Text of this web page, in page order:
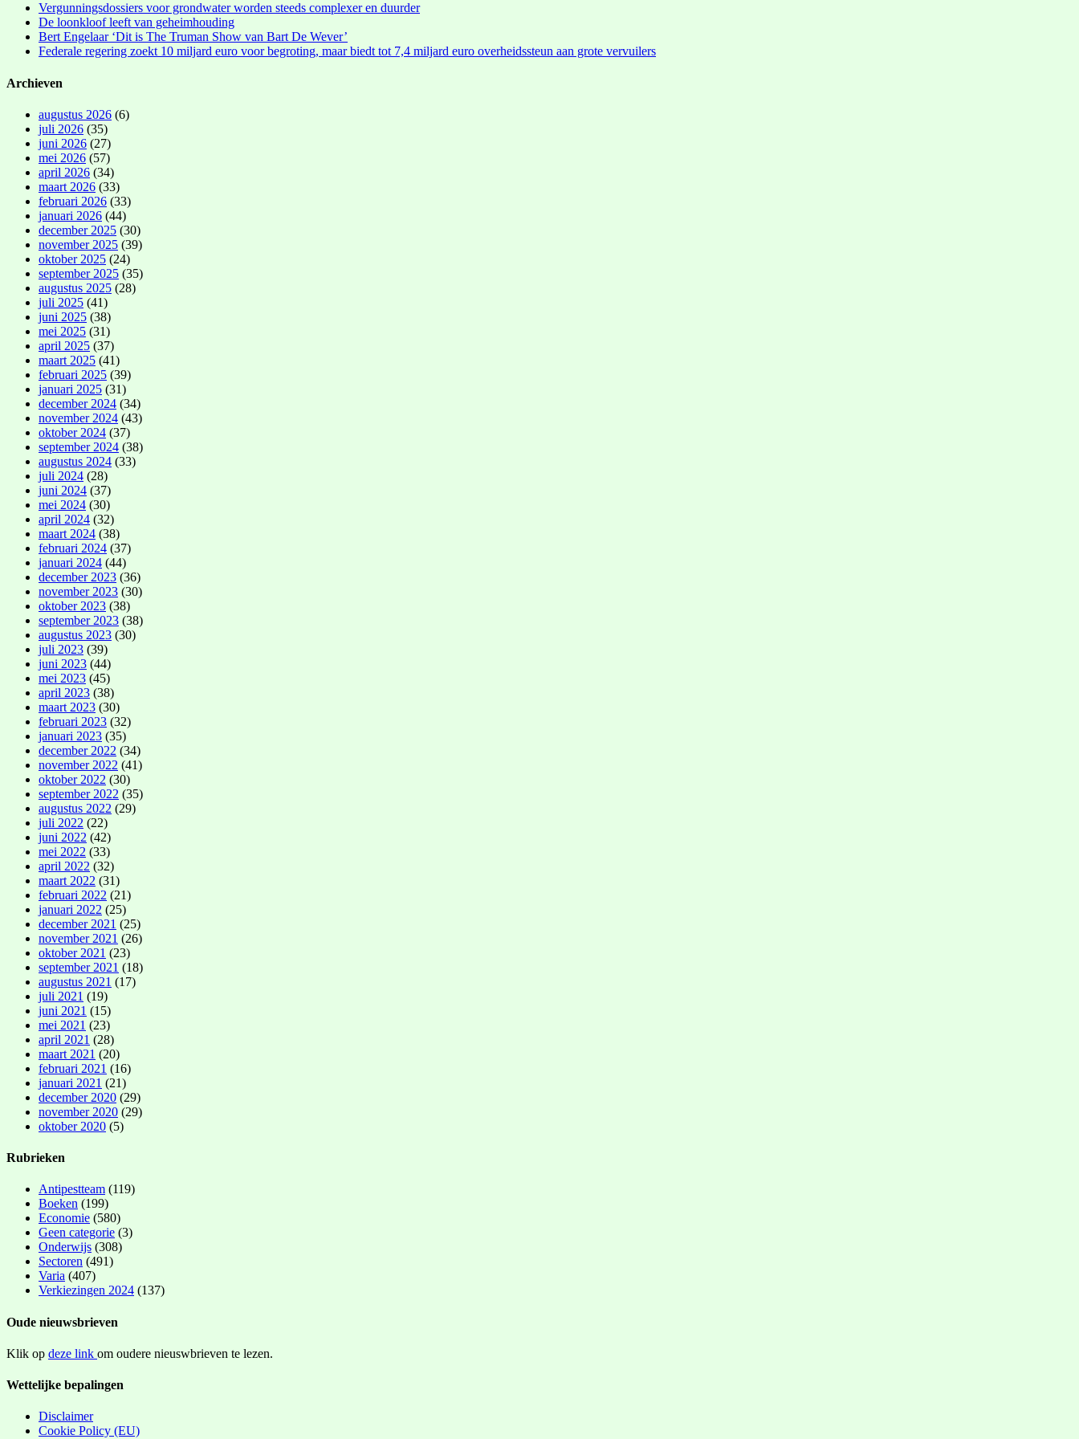
Vergunningsdossiers voor grondwater worden steeds complexer en duurder
De loonkloof leeft van geheimhouding
Bert Engelaar ‘Dit is The Truman Show van Bart De Wever’
Federale regering zoekt 10 miljard euro voor begroting, maar biedt tot 7,4 miljard euro overheidssteun aan grote vervuilers
Archieven
augustus 2026 (6)
juli 2026 (35)
juni 2026 (27)
mei 2026 (57)
april 2026 (34)
maart 2026 (33)
februari 2026 (33)
januari 2026 (44)
december 2025 (30)
november 2025 (39)
oktober 2025 (24)
september 2025 (35)
augustus 2025 (28)
juli 2025 (41)
juni 2025 (38)
mei 2025 (31)
april 2025 (37)
maart 2025 (41)
februari 2025 (39)
januari 2025 (31)
december 2024 (34)
november 2024 (43)
oktober 2024 (37)
september 2024 (38)
augustus 2024 (33)
juli 2024 (28)
juni 2024 (37)
mei 2024 (30)
april 2024 (32)
maart 2024 (38)
februari 2024 (37)
januari 2024 (44)
december 2023 (36)
november 2023 (30)
oktober 2023 (38)
september 2023 (38)
augustus 2023 (30)
juli 2023 (39)
juni 2023 (44)
mei 2023 (45)
april 2023 (38)
maart 2023 (30)
februari 2023 (32)
januari 2023 (35)
december 2022 (34)
november 2022 (41)
oktober 2022 (30)
september 2022 (35)
augustus 2022 (29)
juli 2022 (22)
juni 2022 (42)
mei 2022 (33)
april 2022 (32)
maart 2022 (31)
februari 2022 (21)
januari 2022 (25)
december 2021 (25)
november 2021 (26)
oktober 2021 (23)
september 2021 (18)
augustus 2021 (17)
juli 2021 (19)
juni 2021 (15)
mei 2021 (23)
april 2021 (28)
maart 2021 (20)
februari 2021 (16)
januari 2021 (21)
december 2020 (29)
november 2020 (29)
oktober 2020 (5)
Rubrieken
Antipestteam (119)
Boeken (199)
Economie (580)
Geen categorie (3)
Onderwijs (308)
Sectoren (491)
Varia (407)
Verkiezingen 2024 (137)
Oude nieuwsbrieven
Klik op deze link om oudere nieuswbrieven te lezen.
Wettelijke bepalingen
Disclaimer
Cookie Policy (EU)